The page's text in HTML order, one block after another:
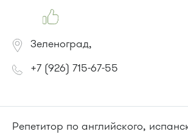
Зеленоград,
+7 (926) 715-67-55
Репетитор по английского,